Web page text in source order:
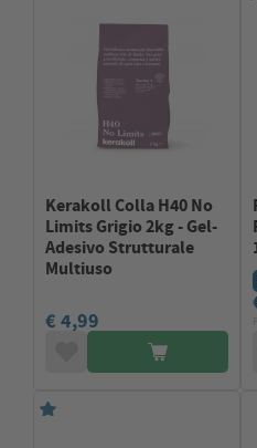
Kerakoll Colla H40 No
Limits Grigio 2kg - Gel-
Adesivo Strutturale
Multiuso
€ 4,99